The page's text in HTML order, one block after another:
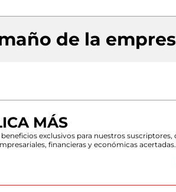
de la
MÁS
exclusivos para nuestros
financieras y económicas acertadas.